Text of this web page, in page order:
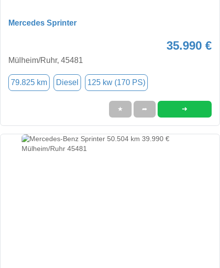
Mercedes Sprinter
35.990 €
Mülheim/Ruhr, 45481
79.825 km Diesel 125 kw (170 PS)
★ ➦ ➜